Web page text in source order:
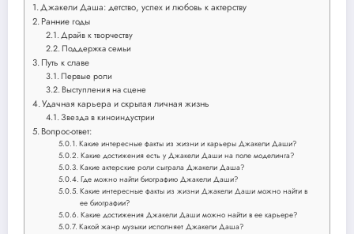
Джакели Даша: детство, успех и любовь к актерству
Ранние годы
Драйв к творчеству
Поддержка семьи
Путь к славе
Первые роли
Выступления на сцене
Удачная карьера и скрытая личная жизнь
Звезда в киноиндустрии
Вопрос-ответ:
Какие интересные факты из жизни и карьеры Джакели Даши?
Какие достижения есть у Джакели Даши на поле моделинга?
Какие актерские роли сыграла Джакели Даша?
Где можно найти биографию Джакели Даши?
Какие интересные факты из жизни Джакели Даши можно найти в
ее биографии?
Какие достижения Джакели Даши можно найти в ее карьере?
Какой жанр музыки исполняет Джакели Даша?